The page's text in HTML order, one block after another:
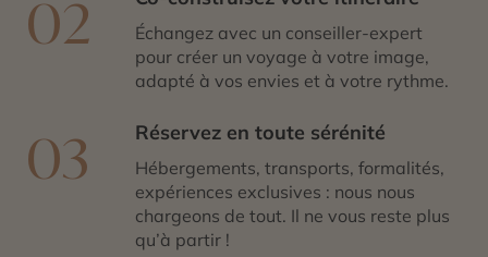
02
Échangez avec un conseiller-expert
pour créer un voyage à votre image,
adapté à vos envies et à votre rythme.
03 Réservez en toute sérénité
Hébergements, transports, formalités,
expériences exclusives : nous nous
chargeons de tout. Il ne vous reste plus
qu’à partir !